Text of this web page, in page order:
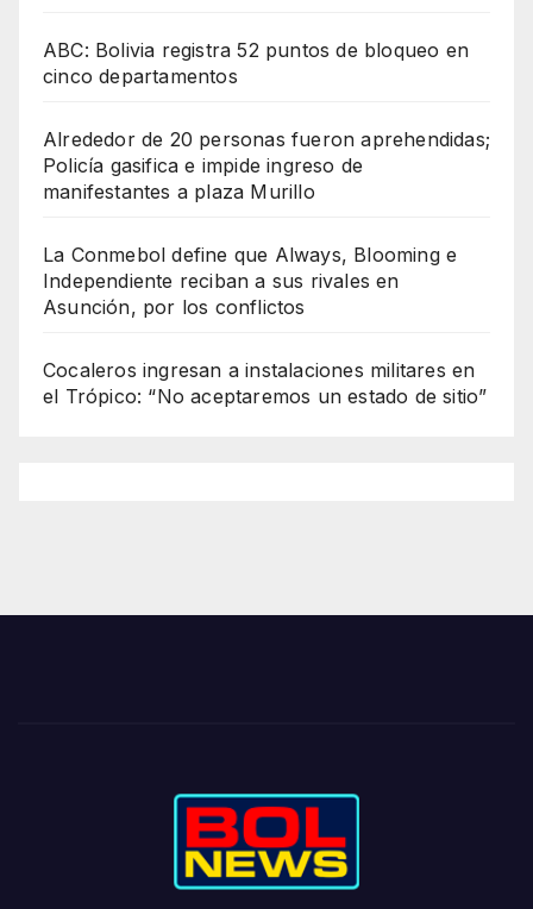
ABC: Bolivia registra 52 puntos de bloqueo en
cinco departamentos
Alrededor de 20 personas fueron aprehendidas;
Policía gasifica e impide ingreso de
manifestantes a plaza Murillo
La Conmebol define que Always, Blooming e
Independiente reciban a sus rivales en
Asunción, por los conflictos
Cocaleros ingresan a instalaciones militares en
el Trópico: “No aceptaremos un estado de sitio”